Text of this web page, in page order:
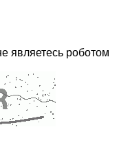
являетесь роботом